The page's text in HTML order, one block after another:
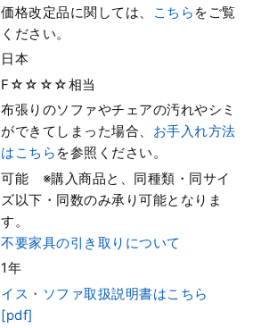
価格改定品に関しては、
こちら をご覧
ください。
日本
F☆☆☆☆相当
布張りのソファやチェアの汚れやシミ
ができてしまった場合、 お手入れ方法
はこちら を参照ください。
可能 ※購入商品と、同種類・同サイ
ズ以下・同数のみ承り可能となりま
す。
不要家具の引き取りについて
1年
イス・ソファ取扱説明書はこちら
[pdf]